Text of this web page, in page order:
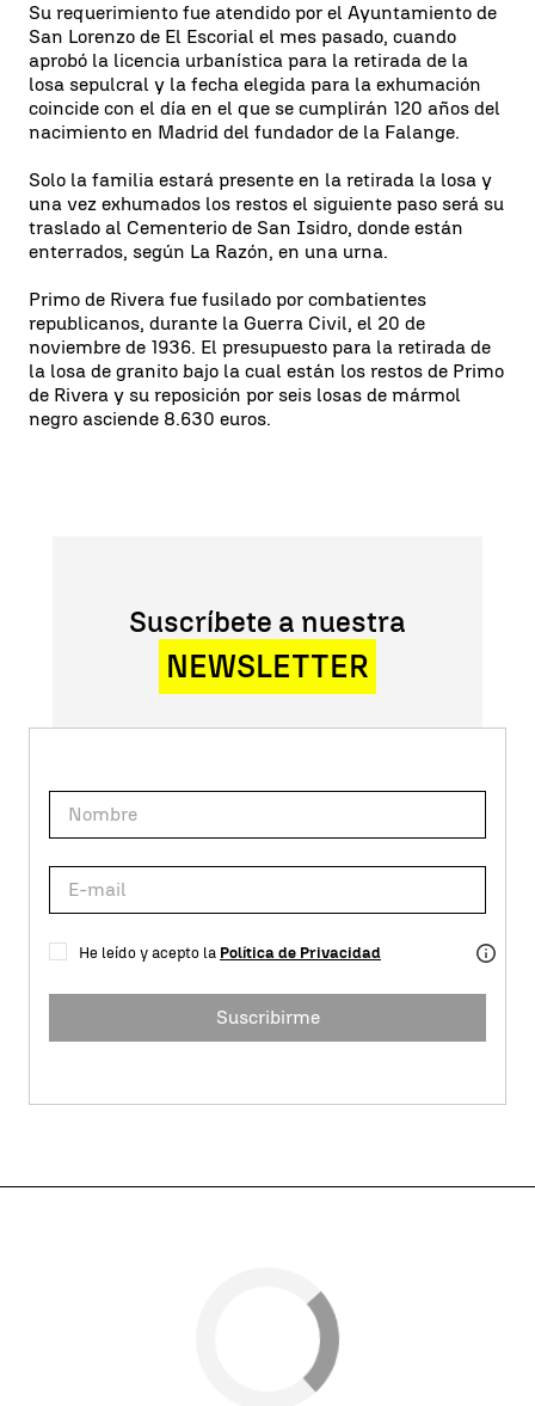
Su requerimiento fue atendido por el Ayuntamiento de
San Lorenzo de El Escorial el mes pasado, cuando
aprobó la licencia urbanística para la retirada de la
losa sepulcral y la fecha elegida para la exhumación
coincide con el día en el que se cumplirán 120 años del
nacimiento en Madrid del fundador de la Falange.
Solo la familia estará presente en la retirada la losa y
una vez exhumados los restos el siguiente paso será su
traslado al Cementerio de San Isidro, donde están
enterrados, según La Razón, en una urna.
Primo de Rivera fue fusilado por combatientes
republicanos, durante la Guerra Civil, el 20 de
noviembre de 1936. El presupuesto para la retirada de
la losa de granito bajo la cual están los restos de Primo
de Rivera y su reposición por seis losas de mármol
negro asciende 8.630 euros.
Suscríbete a nuestra
NEWSLETTER
He leído y acepto la Política de Privacidad
Suscribirme